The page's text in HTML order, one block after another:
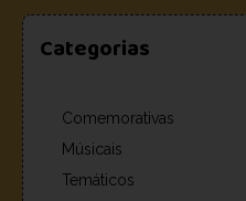
Categorias
Comemorativas
Músicais
Temáticos